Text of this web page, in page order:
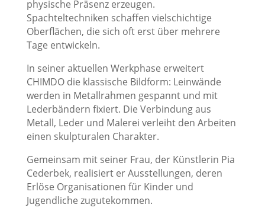
physische Präsenz erzeugen.
Spachteltechniken schaffen vielschichtige
Oberflächen, die sich oft erst über mehrere
Tage entwickeln.
In seiner aktuellen Werkphase erweitert
CHIMDO die klassische Bildform: Leinwände
werden in Metallrahmen gespannt und mit
Lederbändern fixiert. Die Verbindung aus
Metall, Leder und Malerei verleiht den Arbeiten
einen skulpturalen Charakter.
Gemeinsam mit seiner Frau, der Künstlerin Pia
Cederbek, realisiert er Ausstellungen, deren
Erlöse Organisationen für Kinder und
Jugendliche zugutekommen.